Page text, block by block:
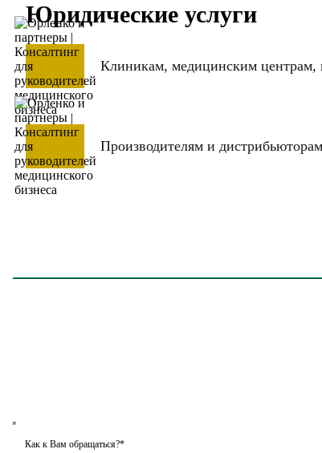
Юридические услуги
Клиникам, медицинским центрам,
Производителям и